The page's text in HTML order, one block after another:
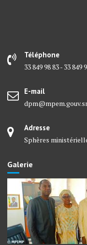
Téléphone
33 849 98 83 - 33 849
E-mail
Adresse
Sphères
Galerie